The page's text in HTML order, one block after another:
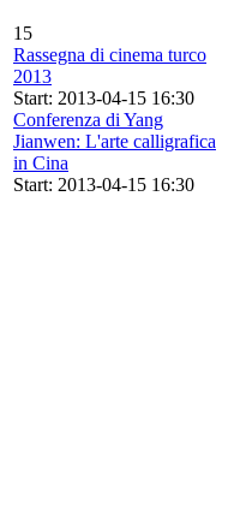
15
Rassegna di cinema turco
2013
Start: 2013-04-15 16:30
Conferenza di Yang
Jianwen: L'arte calligrafica
in Cina
Start: 2013-04-15 16:30